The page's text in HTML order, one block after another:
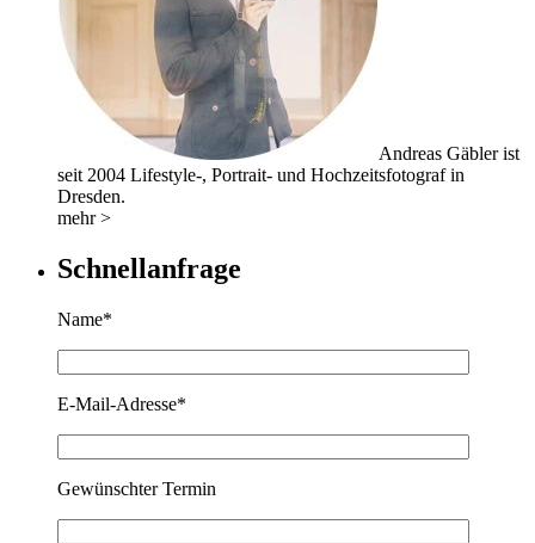
Andreas Gäbler ist
seit 2004 Lifestyle-, Portrait- und Hochzeitsfotograf in
Dresden.
mehr >
Schnellanfrage
Name*
E-Mail-Adresse*
Gewünschter Termin